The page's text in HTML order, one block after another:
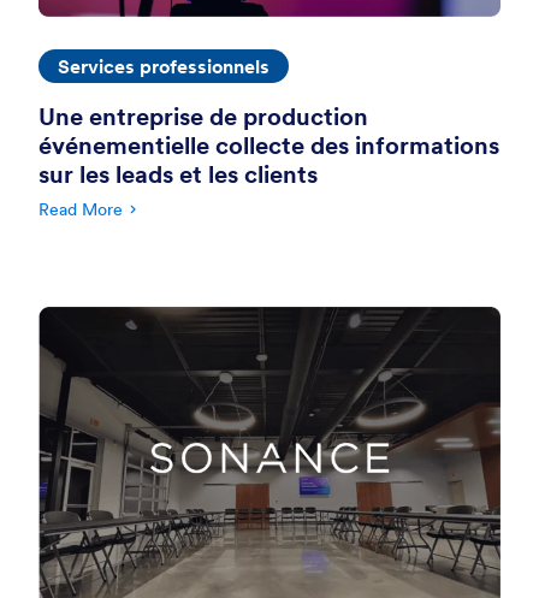
Services professionnels
Une entreprise de production
événementielle collecte des informations
sur les leads et les clients
Read More